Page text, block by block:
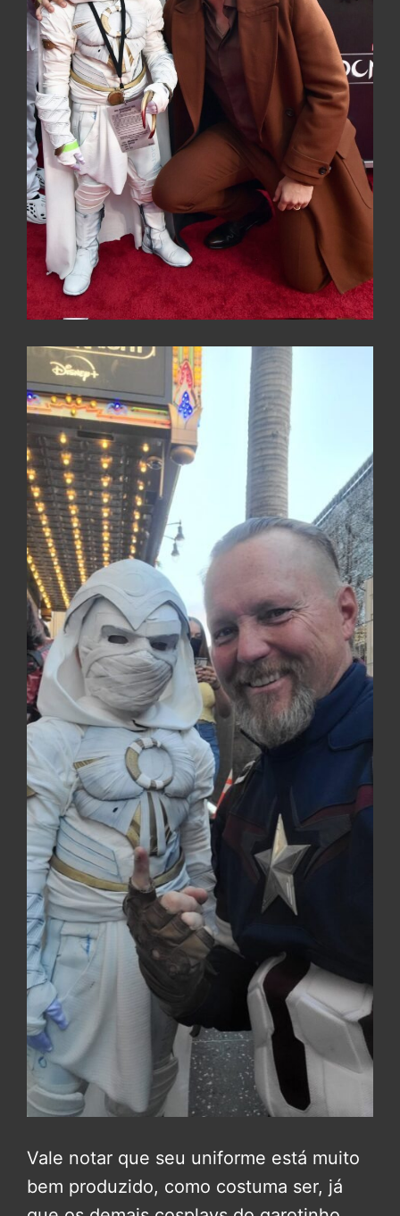
Vale notar que seu uniforme está muito
bem produzido, como costuma ser, já